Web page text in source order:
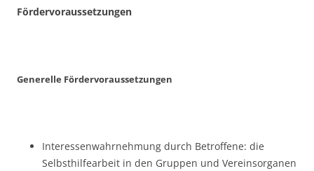
Fördervoraussetzungen
Generelle Fördervoraussetzungen
Interessenwahrnehmung durch Betroffene: die
Selbsthilfearbeit in den Gruppen und Vereinsorganen